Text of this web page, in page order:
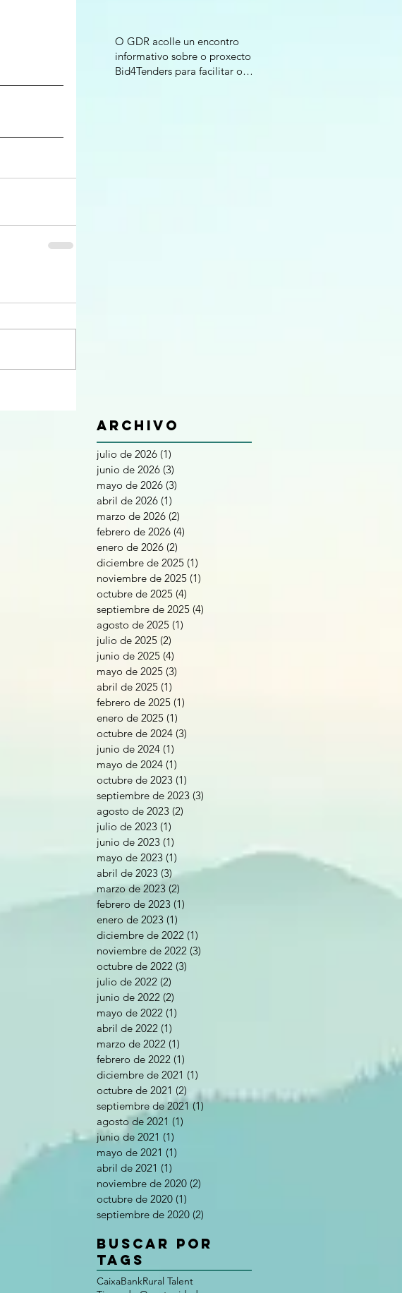
O GDR acolle un encontro
informativo sobre o proxecto
Bid4Tenders para facilitar o
Archivo
julio de 2026 (1)
junio de 2026 (3)
mayo de 2026 (3)
abril de 2026 (1)
marzo de 2026 (2)
febrero de 2026 (4)
enero de 2026 (2)
diciembre de 2025 (1)
noviembre de 2025 (1)
octubre de 2025 (4)
septiembre de 2025 (4)
agosto de 2025 (1)
julio de 2025 (2)
junio de 2025 (4)
mayo de 2025 (3)
abril de 2025 (1)
febrero de 2025 (1)
enero de 2025 (1)
octubre de 2024 (3)
junio de 2024 (1)
mayo de 2024 (1)
octubre de 2023 (1)
septiembre de 2023 (3)
agosto de 2023 (2)
julio de 2023 (1)
junio de 2023 (1)
mayo de 2023 (1)
abril de 2023 (3) 3 entradas
marzo de 2023 (2)
febrero de 2023 (1)
enero de 2023 (1)
diciembre de 2022 (1)
noviembre de 2022 (3)
octubre de 2022 (3)
julio de 2022 (2)
junio de 2022 (2)
mayo de 2022 (1)
abril de 2022 (1)
marzo de 2022 (1)
febrero de 2022 (1)
diciembre de 2021 (1)
octubre de 2021 (2) 2 entradas
septiembre de 2021 (1) 1 entrada
agosto de 2021 (1)
junio de 2021 (1)
mayo de 2021 (1)
abril de 2021 (1)
noviembre de 2020 (2)
octubre de 2020 (1)
septiembre de 2020 (2)
Buscar por
tags
CaixaBankRural Talent